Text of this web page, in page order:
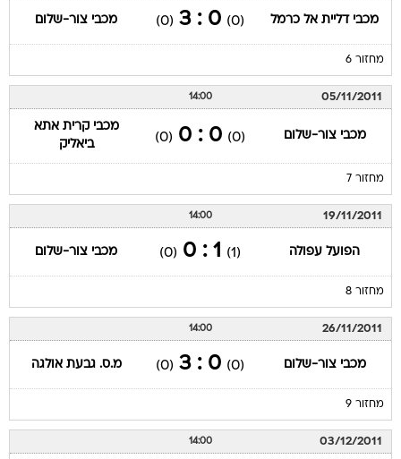
מכבי דליית אל כרמל (0)
0 : 3
(0) מכבי צור-שלום
מחזור 6
05/11/2011
14:00
מכבי צור-שלום (0)
0 : 0
(0)
מכבי קרית אתא
ביאליק
מחזור 7
19/11/2011
14:00
הפועל עפולה (1)
1 : 0
(0) מכבי צור-שלום
מחזור 8
26/11/2011
14:00
מכבי צור-שלום (0)
0 : 3
(0) מ.ס. גבעת אולגה
מחזור 9
03/12/2011
14:00